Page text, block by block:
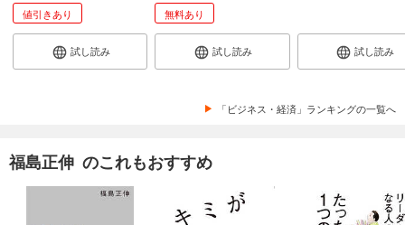
値引きあり
試し読み
無料あり
試し読み 試し読み
「ビジネス・経済」ランキングの一覧へ
福島正伸 のこれもおすすめ